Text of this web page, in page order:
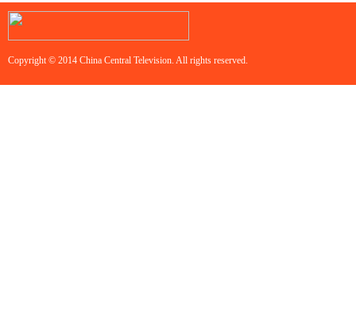
Copyright © 2014 China Central Television. All rights reserved.